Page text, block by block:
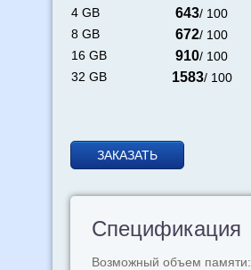
4 GB
643/ 100
8 GB
672/ 100
16 GB
910/ 100
32 GB
1583/ 100
ЗАКАЗАТЬ
Спецификация
Возможный объем памяти: